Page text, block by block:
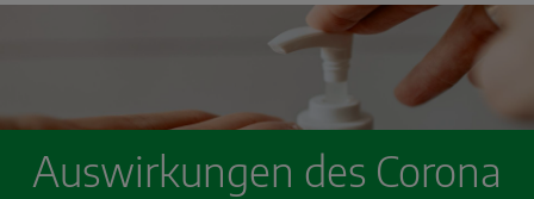
Auswirkungen des Corona